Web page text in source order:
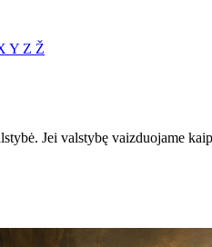
Y Z Ž
Jei valstybę vaizduojame